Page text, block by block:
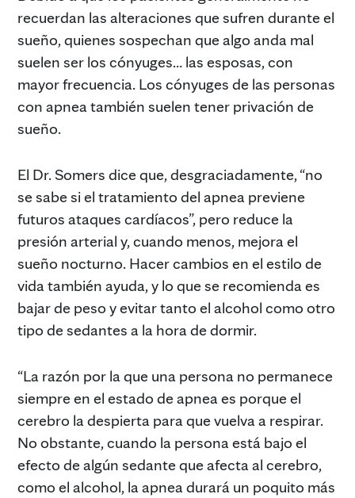
recuerdan las alteraciones que sufren durante el
sueño, quienes sospechan que algo anda mal
suelen ser los cónyuges… las esposas, con
mayor frecuencia. Los cónyuges de las personas
con apnea también suelen tener privación de
sueño.
El Dr. Somers dice que, desgraciadamente, “no
se sabe si el tratamiento del apnea previene
futuros ataques cardíacos”, pero reduce la
presión arterial y, cuando menos, mejora el
sueño nocturno. Hacer cambios en el estilo de
vida también ayuda, y lo que se recomienda es
bajar de peso y evitar tanto el alcohol como otro
tipo de sedantes a la hora de dormir.
“La razón por la que una persona no permanece
siempre en el estado de apnea es porque el
cerebro la despierta para que vuelva a respirar.
No obstante, cuando la persona está bajo el
efecto de algún sedante que afecta al cerebro,
como el alcohol, la apnea durará un poquito más